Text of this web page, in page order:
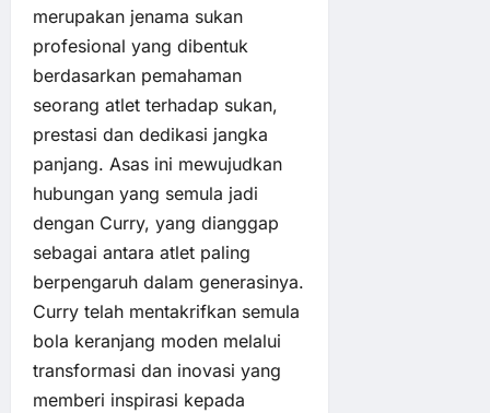
merupakan jenama sukan
profesional yang dibentuk
berdasarkan pemahaman
seorang atlet terhadap sukan,
prestasi dan dedikasi jangka
panjang. Asas ini mewujudkan
hubungan yang semula jadi
dengan Curry, yang dianggap
sebagai antara atlet paling
berpengaruh dalam generasinya.
Curry telah mentakrifkan semula
bola keranjang moden melalui
transformasi dan inovasi yang
memberi inspirasi kepada